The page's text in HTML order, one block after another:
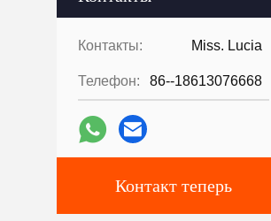
Контакты: Miss. Lucia
Телефон: 86--18613076668
Контакт теперь